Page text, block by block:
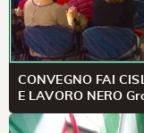
CONVEGNO FAI
E LAVORO NERO